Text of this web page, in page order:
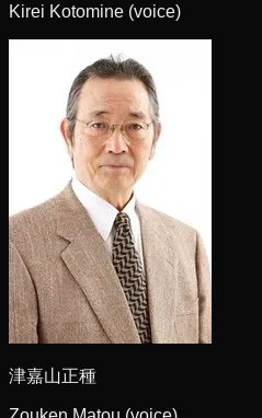
Kirei Kotomine (voice)
津嘉山正種